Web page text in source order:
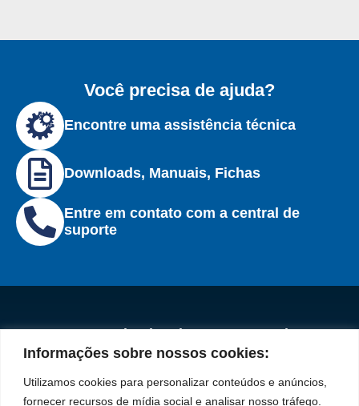
Informações sobre nossos cookies:
Utilizamos cookies para personalizar conteúdos e anúncios,
fornecer recursos de mídia social e analisar nosso tráfego.
Você precisa de ajuda?
Encontre uma assistência técnica
Downloads, Manuais, Fichas
Entre em contato com a central de
suporte
líder
em
Privacidade
de
Institucional
Produtos
Conosco
Redes
Sociais
Youtube